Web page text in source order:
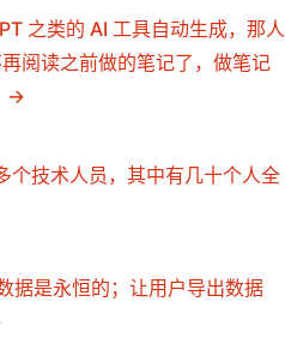
之类的 AI 工具自动生成，那人
阅读之前做的笔记了，做笔记
技术人员，其中有几十个人全
据是永恒的；让用户导出数据